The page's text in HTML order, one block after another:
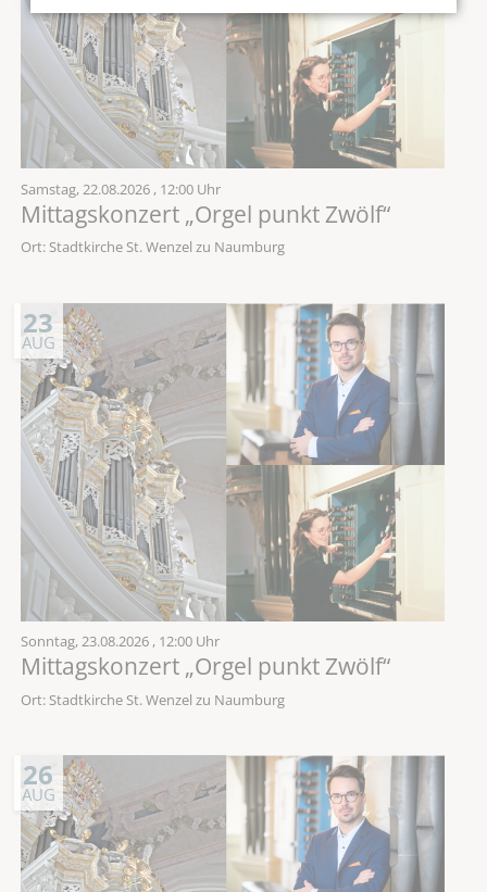
Samstag,22.08.2026 , 12:00 Uhr
Mittagskonzert „Orgel punkt Zwölf“
Ort: Stadtkirche St. Wenzel zu Naumburg
23
AUG
Sonntag,23.08.2026 , 12:00 Uhr
Mittagskonzert „Orgel punkt Zwölf“
Ort: Stadtkirche St. Wenzel zu Naumburg
26
AUG